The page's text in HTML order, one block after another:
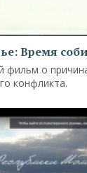
Время
фильм о
конфликта.